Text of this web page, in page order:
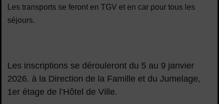
Les transports se feront en TGV et en car pour tous les
séjours.
Les inscriptions se dérouleront du 5 au 9 janvier
2026. à la Direction de la Famille et du Jumelage,
1er étage de l’Hôtel de Ville.